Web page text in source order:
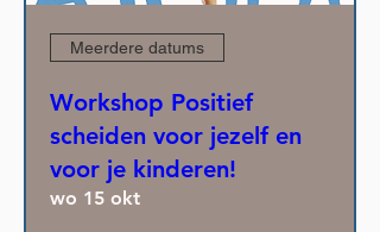
Meerdere datums
Workshop Positief
scheiden voor jezelf en
voor je kinderen!
wo 15 okt